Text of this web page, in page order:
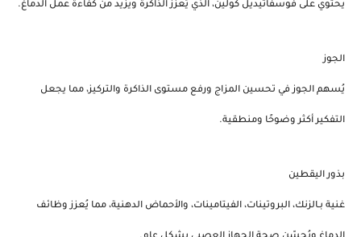
يحتوي على فوسفاتيديل كولين، الذي يُعزز الذاكرة ويزيد من كفاءة عمل الدماغ.
الجوز
يُسهم الجوز في تحسين المزاج ورفع مستوى الذاكرة والتركيز، مما يجعل
التفكير أكثر وضوحًا ومنطقية.
بذور اليقطين
غنية بـالزنك، البروتينات، الفيتامينات، والأحماض الدهنية، مما يُعزز وظائف